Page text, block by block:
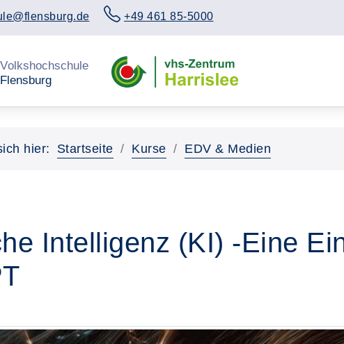
+49 461 85-5000
hier: Startseite Kurse EDV & Medien
Intelligenz (KI) -Eine